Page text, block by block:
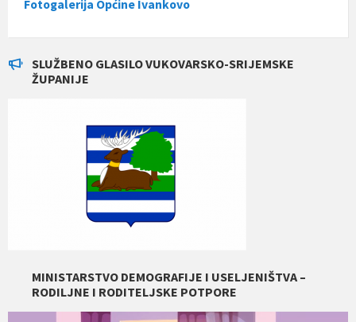
Fotogalerija Općine Ivankovo
SLUŽBENO GLASILO VUKOVARSKO-SRIJEMSKE
ŽUPANIJE
MINISTARSTVO DEMOGRAFIJE I USELJENIŠTVA –
RODILJNE I RODITELJSKE POTPORE